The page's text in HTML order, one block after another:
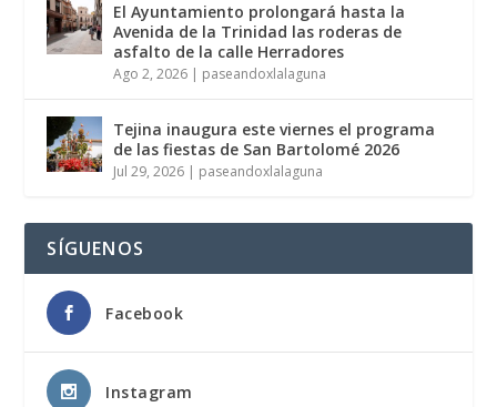
El Ayuntamiento prolongará hasta la
Avenida de la Trinidad las roderas de
asfalto de la calle Herradores
Ago 2, 2026 | paseandoxlalaguna
Tejina inaugura este viernes el programa
de las fiestas de San Bartolomé 2026
Jul 29, 2026 | paseandoxlalaguna
SÍGUENOS
Facebook
Instagram